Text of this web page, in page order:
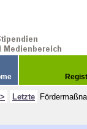
Letzte